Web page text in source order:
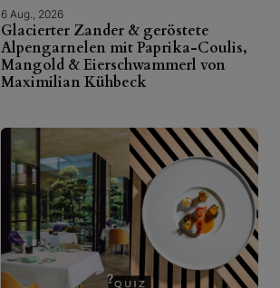
6 Aug., 2026
Glacierter Zander & geröstete
Alpengarnelen mit Paprika-Coulis,
Mangold & Eierschwammerl von
Maximilian Kühbeck